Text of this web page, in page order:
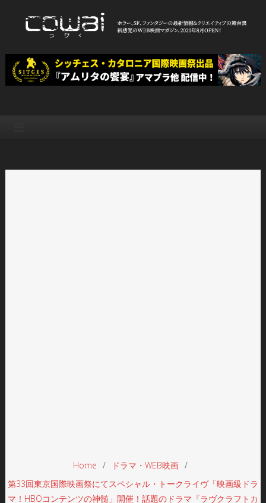
WEB映画マガジン「cowai コ
ワイ」
Home
ドラマ・WEB映画
第33回東京国際映画祭にてスペシャル・トークライヴ「映画級ドラ
マ！HBOコンテンツの神髄」開催！話題のドラマ『ラヴクラフトカ